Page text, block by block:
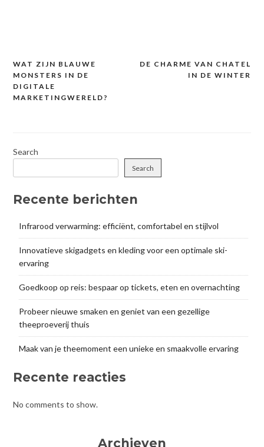
Post
navigation
WAT ZIJN BLAUWE
MONSTERS IN DE
DIGITALE
MARKETINGWERELD?
DE CHARME VAN CHATEL
IN DE WINTER
Search
Search
Recente berichten
Infrarood verwarming: efficiënt, comfortabel en stijlvol
Innovatieve skigadgets en kleding voor een optimale ski-
ervaring
Goedkoop op reis: bespaar op tickets, eten en overnachting
Probeer nieuwe smaken en geniet van een gezellige
theeproeverij thuis
Maak van je theemoment een unieke en smaakvolle ervaring
Recente reacties
No comments to show.
Archieven